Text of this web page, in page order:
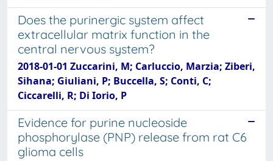
Does the purinergic system affect
extracellular matrix function in the
central nervous system?
2018-01-01 Zuccarini, M; Carluccio, Marzia; Ziberi,
Sihana; Giuliani, P; Buccella, S; Conti, C;
Ciccarelli, R; Di Iorio, P
Evidence for purine nucleoside
phosphorylase (PNP) release from rat C6
glioma cells